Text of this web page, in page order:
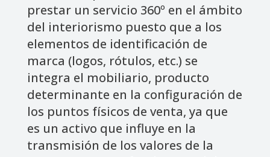
prestar un servicio 360º en el ámbito
del interiorismo puesto que a los
elementos de identificación de
marca (logos, rótulos, etc.) se
integra el mobiliario, producto
determinante en la configuración de
los puntos físicos de venta, ya que
es un activo que influye en la
transmisión de los valores de la